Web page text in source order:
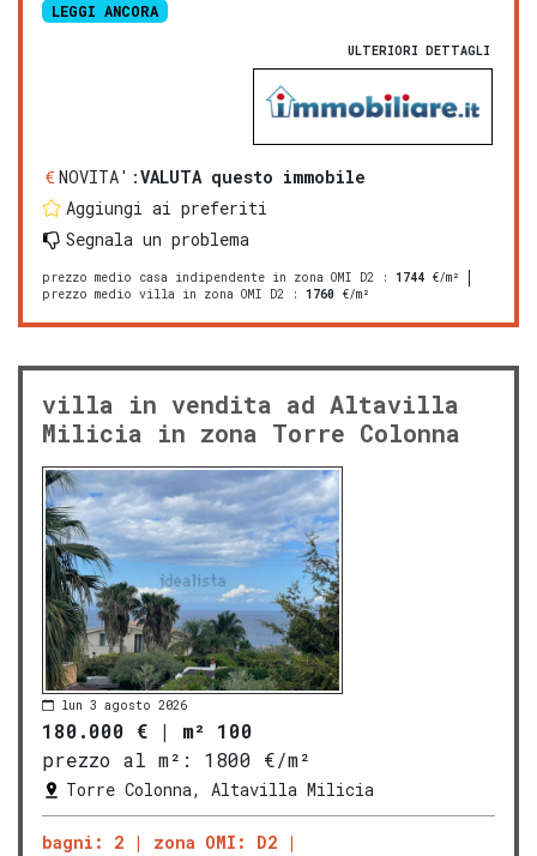
LEGGI ANCORA
ULTERIORI DETTAGLI
NOVITA':VALUTA questo immobile
Aggiungi ai preferiti
Segnala un problema
prezzo medio casa indipendente in zona OMI D2 : 1744 €/m²
prezzo medio villa in zona OMI D2 : 1760 €/m²
villa in vendita ad Altavilla
Milicia in zona Torre Colonna
lun 3 agosto 2026
180.000 € | m² 100
prezzo al m²:
1800 €/m²
Torre Colonna, Altavilla Milicia
bagni: 2 zona OMI: D2